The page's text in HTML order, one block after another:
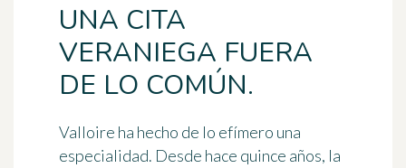
UNA CITA
VERANIEGA FUERA
DE LO COMÚN.
Valloire ha hecho de lo efímero una
especialidad. Desde hace quince años, la